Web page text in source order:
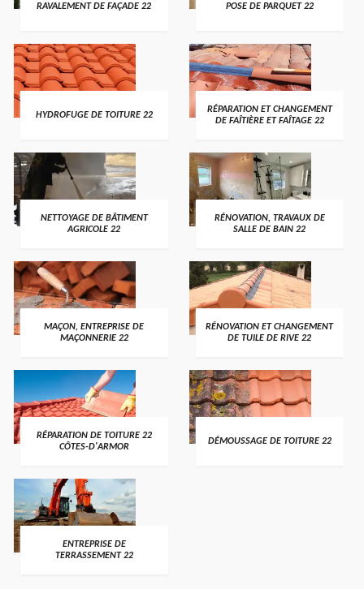
RAVALEMENT DE FAÇADE 22 POSE DE PARQUET 22
HYDROFUGE DE TOITURE 22
RÉPARATION ET CHANGEMENT
DE FAÎTIÈRE ET FAÎTAGE 22
NETTOYAGE DE BÂTIMENT
AGRICOLE 22
RÉNOVATION, TRAVAUX DE
SALLE DE BAIN 22
MAÇON, ENTREPRISE DE
MAÇONNERIE 22
RÉNOVATION ET CHANGEMENT
DE TUILE DE RIVE 22
RÉPARATION DE TOITURE 22
CÔTES-D'ARMOR
DÉMOUSSAGE DE TOITURE 22
ENTREPRISE DE
TERRASSEMENT 22